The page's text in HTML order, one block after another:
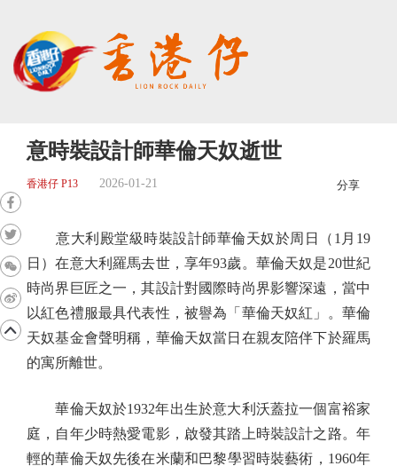
意時裝設計師華倫天奴逝世
香港仔 P13 2026-01-21 分享
意大利殿堂級時裝設計師華倫天奴於周日（1月19
日）在意大利羅馬去世，享年93歲。華倫天奴是20世紀
時尚界巨匠之一，其設計對國際時尚界影響深遠，當中
以紅色禮服最具代表性，被譽為「華倫天奴紅」。華倫
天奴基金會聲明稱，華倫天奴當日在親友陪伴下於羅馬
的寓所離世。
華倫天奴於1932年出生於意大利沃蓋拉一個富裕家
庭，自年少時熱愛電影，啟發其踏上時裝設計之路。年
輕的華倫天奴先後在米蘭和巴黎學習時裝藝術，1960年